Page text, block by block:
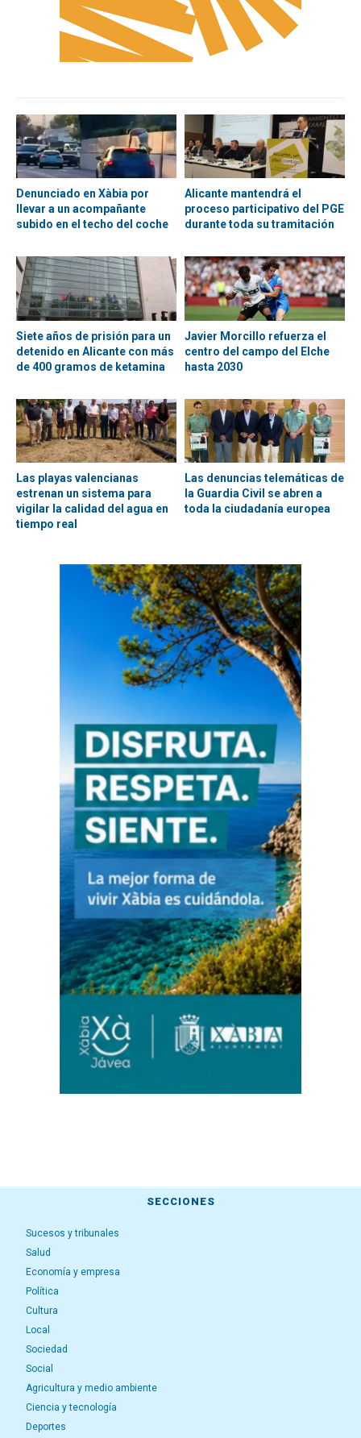
Denunciado en Xàbia por
llevar a un acompañante
subido en el techo del coche
Alicante mantendrá el
proceso participativo del PGE
durante toda su tramitación
Siete años de prisión para un
detenido en Alicante con más
de 400 gramos de ketamina
Javier Morcillo refuerza el
centro del campo del Elche
hasta 2030
Las playas valencianas
estrenan un sistema para
vigilar la calidad del agua en
tiempo real
Las denuncias telemáticas de
la Guardia Civil se abren a
toda la ciudadanía europea
SECCIONES
Sucesos y tribunales
Salud
Economía y empresa
Política
Cultura
Local
Sociedad
Social
Agricultura y medio ambiente
Ciencia y tecnología
Deportes